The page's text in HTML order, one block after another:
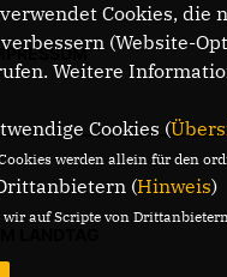
Cookies,
(Website-
Weitere
Cookies (
werden allein für den
(Hinweis)
auf Scripte von